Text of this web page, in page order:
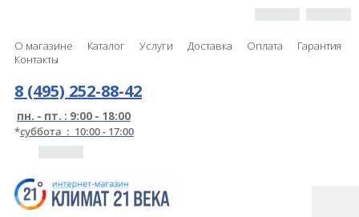
О магазине Каталог Услуги Доставка Оплата
Гарантия
Контакты
8 (495) 252-88-42
пн. - пт. : 9:00 - 18:00
*суббота : 10:00 - 17:00